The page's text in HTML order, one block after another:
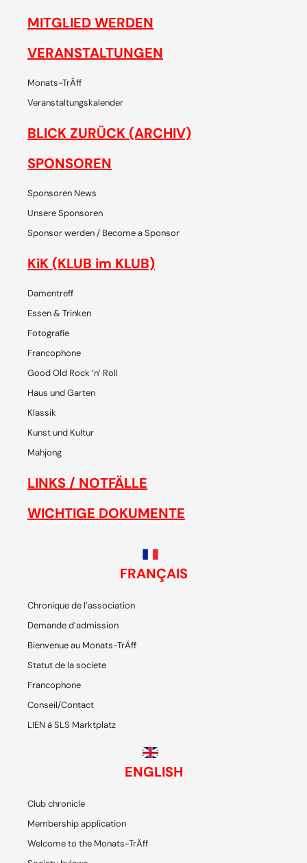
MITGLIED WERDEN
VERANSTALTUNGEN
Monats-TrÄff
Veranstaltungskalender
BLICK ZURÜCK (ARCHIV)
SPONSOREN
Sponsoren News
Unsere Sponsoren
Sponsor werden / Become a Sponsor
KiK (KLUB im KLUB)
Damentreff
Essen & Trinken
Fotografie
Francophone
Good Old Rock ‘n’ Roll
Haus und Garten
Klassik
Kunst und Kultur
Mahjong
LINKS / NOTFÄLLE
WICHTIGE DOKUMENTE
FRANÇAIS
Chronique de l’association
Demande d’admission
Bienvenue au Monats-TrÄff
Statut de la societe
Francophone
Conseil/Contact
LIEN à SLS Marktplatz
ENGLISH
Club chronicle
Membership application
Welcome to the Monats-TrÄff